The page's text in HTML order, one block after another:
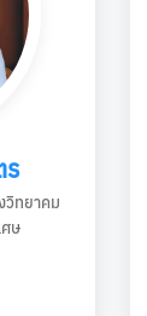
วิทยาคม
ษ